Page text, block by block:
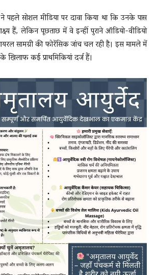
पहले सोशल मीडिया पर दावा किया था कि उनके पास
हैं, लेकिन पूछताछ में वे इन्हीं पुराने ऑडियो-वीडियो
सामग्री की फोरेंसिक जांच चल रही है। इस मामले में
खिलाफ कई प्राथमिकियां दर्ज हैं।